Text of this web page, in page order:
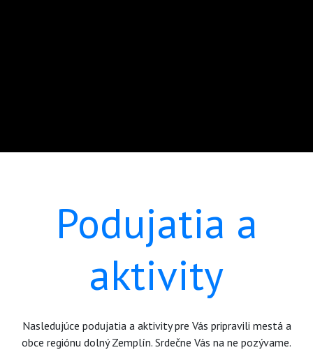
Podujatia a
aktivity
Nasledujúce podujatia a aktivity pre Vás pripravili mestá a
obce regiónu dolný Zemplín. Srdečne Vás na ne pozývame.